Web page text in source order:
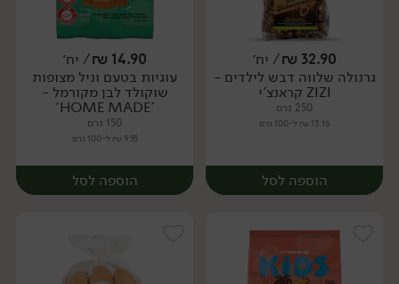
יח׳ יח׳
32.90
₪/ יח׳
גרנולה שלווה דבש לילדים -
ZIZI קראנצ'י
250 גרם
13.16 ₪ ל-100 גרם
הוספה לסל
14.90
₪/ יח׳
עוגיות בטעם וניל מצופות
שוקולד לבן מקורמל -
'HOME MADE'
150 גרם
9.93 ₪ ל-100 גרם
הוספה לסל